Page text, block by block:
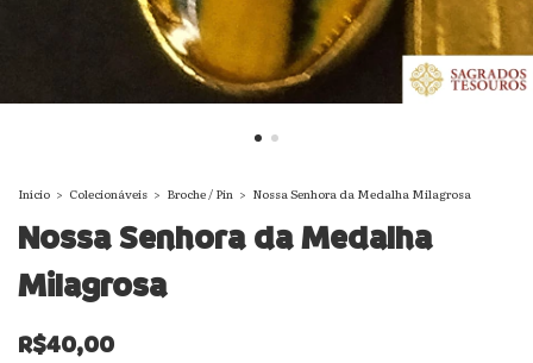
Início > Colecionáveis > Broche / Pin > Nossa Senhora da Medalha Milagrosa
Nossa Senhora da Medalha
Milagrosa
R$40,00